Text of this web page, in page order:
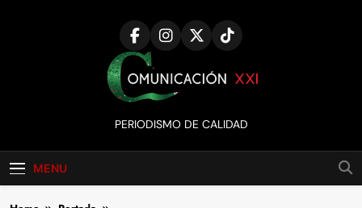
Comunicación
XXI
PERIODISMO DE CALIDAD
MENU